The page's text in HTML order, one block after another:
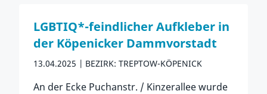
LGBTIQ*-feindlicher Aufkleber in
der Köpenicker Dammvorstadt
13.04.2025 BEZIRK: TREPTOW-KÖPENICK
An der Ecke Puchanstr. / Kinzerallee wurde